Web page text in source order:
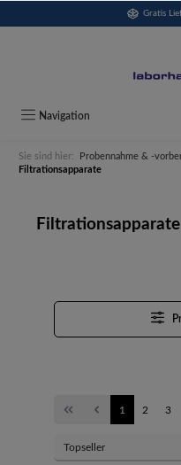
Gratis
Navigation
Sie sind hier: Probennahme & -
Filtrationsapparate
Filtrationsapparate
1 2 3